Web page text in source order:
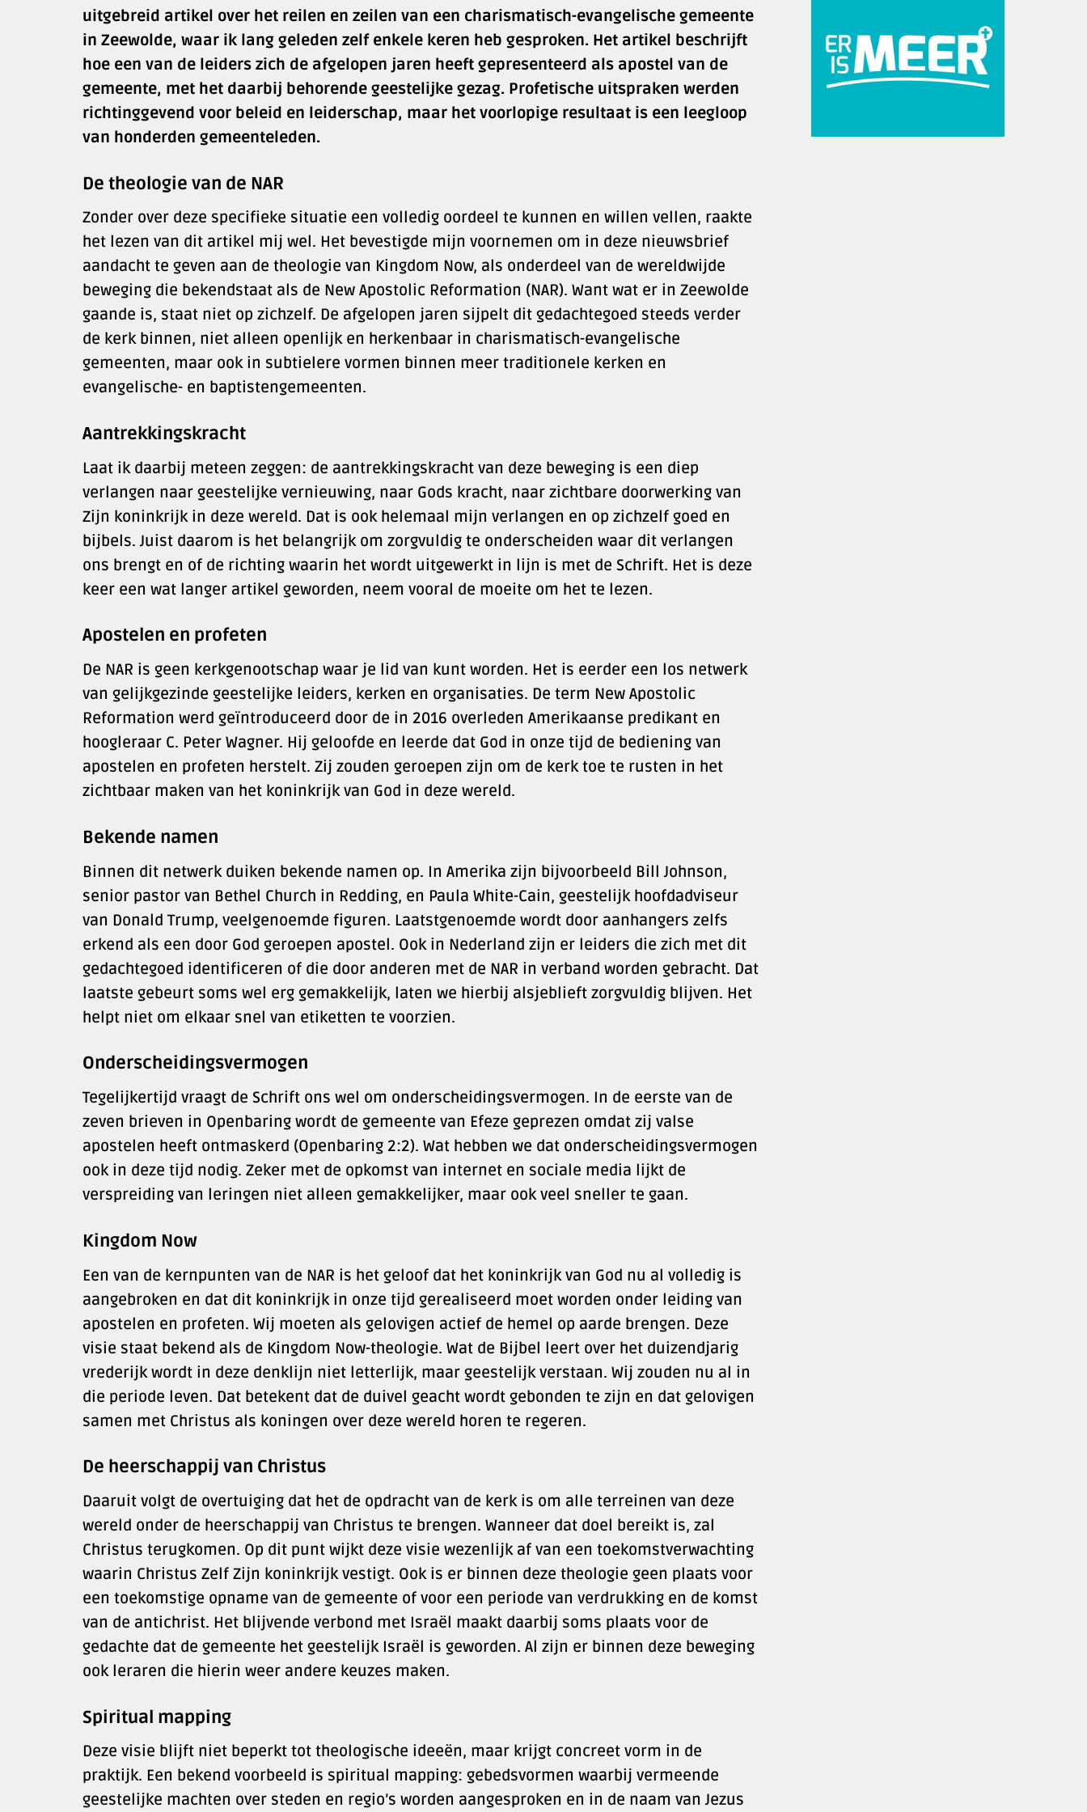
uitgebreid artikel over het reilen en zeilen van een charismatisch-evangelische gemeente
in Zeewolde, waar ik lang geleden zelf enkele keren heb gesproken. Het artikel beschrijft
hoe een van de leiders zich de afgelopen jaren heeft gepresenteerd als apostel van de
gemeente, met het daarbij behorende geestelijke gezag. Profetische uitspraken werden
richtinggevend voor beleid en leiderschap, maar het voorlopige resultaat is een leegloop
van honderden gemeenteleden.
De theologie van de NAR
Zonder over deze specifieke situatie een volledig oordeel te kunnen en willen vellen, raakte
het lezen van dit artikel mij wel. Het bevestigde mijn voornemen om in deze nieuwsbrief
aandacht te geven aan de theologie van Kingdom Now, als onderdeel van de wereldwijde
beweging die bekendstaat als de New Apostolic Reformation (NAR). Want wat er in Zeewolde
gaande is, staat niet op zichzelf. De afgelopen jaren sijpelt dit gedachtegoed steeds verder
de kerk binnen, niet alleen openlijk en herkenbaar in charismatisch-evangelische
gemeenten, maar ook in subtielere vormen binnen meer traditionele kerken en
evangelische- en baptistengemeenten.
Aantrekkingskracht
Laat ik daarbij meteen zeggen: de aantrekkingskracht van deze beweging is een diep
verlangen naar geestelijke vernieuwing, naar Gods kracht, naar zichtbare doorwerking van
Zijn koninkrijk in deze wereld. Dat is ook helemaal mijn verlangen en op zichzelf goed en
bijbels. Juist daarom is het belangrijk om zorgvuldig te onderscheiden waar dit verlangen
ons brengt en of de richting waarin het wordt uitgewerkt in lijn is met de Schrift. Het is deze
keer een wat langer artikel geworden, neem vooral de moeite om het te lezen.
Apostelen en profeten
De NAR is geen kerkgenootschap waar je lid van kunt worden. Het is eerder een los netwerk
van gelijkgezinde geestelijke leiders, kerken en organisaties. De term New Apostolic
Reformation werd geïntroduceerd door de in 2016 overleden Amerikaanse predikant en
hoogleraar C. Peter Wagner. Hij geloofde en leerde dat God in onze tijd de bediening van
apostelen en profeten herstelt. Zij zouden geroepen zijn om de kerk toe te rusten in het
zichtbaar maken van het koninkrijk van God in deze wereld.
Bekende namen
Binnen dit netwerk duiken bekende namen op. In Amerika zijn bijvoorbeeld Bill Johnson,
senior pastor van Bethel Church in Redding, en Paula White-Cain, geestelijk hoofdadviseur
van Donald Trump, veelgenoemde figuren. Laatstgenoemde wordt door aanhangers zelfs
erkend als een door God geroepen apostel. Ook in Nederland zijn er leiders die zich met dit
gedachtegoed identificeren of die door anderen met de NAR in verband worden gebracht. Dat
laatste gebeurt soms wel erg gemakkelijk, laten we hierbij alsjeblieft zorgvuldig blijven. Het
helpt niet om elkaar snel van etiketten te voorzien.
Onderscheidingsvermogen
Tegelijkertijd vraagt de Schrift ons wel om onderscheidingsvermogen. In de eerste van de
zeven brieven in Openbaring wordt de gemeente van Efeze geprezen omdat zij valse
apostelen heeft ontmaskerd (Openbaring 2:2). Wat hebben we dat onderscheidingsvermogen
ook in deze tijd nodig. Zeker met de opkomst van internet en sociale media lijkt de
verspreiding van leringen niet alleen gemakkelijker, maar ook veel sneller te gaan.
Kingdom Now
Een van de kernpunten van de NAR is het geloof dat het koninkrijk van God nu al volledig is
aangebroken en dat dit koninkrijk in onze tijd gerealiseerd moet worden onder leiding van
apostelen en profeten. Wij moeten als gelovigen actief de hemel op aarde brengen. Deze
visie staat bekend als de Kingdom Now-theologie. Wat de Bijbel leert over het duizendjarig
vrederijk wordt in deze denklijn niet letterlijk, maar geestelijk verstaan. Wij zouden nu al in
die periode leven. Dat betekent dat de duivel geacht wordt gebonden te zijn en dat gelovigen
samen met Christus als koningen over deze wereld horen te regeren.
De heerschappij van Christus
Daaruit volgt de overtuiging dat het de opdracht van de kerk is om alle terreinen van deze
wereld onder de heerschappij van Christus te brengen. Wanneer dat doel bereikt is, zal
Christus terugkomen. Op dit punt wijkt deze visie wezenlijk af van een toekomstverwachting
waarin Christus Zelf Zijn koninkrijk vestigt. Ook is er binnen deze theologie geen plaats voor
een toekomstige opname van de gemeente of voor een periode van verdrukking en de komst
van de antichrist. Het blijvende verbond met Israël maakt daarbij soms plaats voor de
gedachte dat de gemeente het geestelijk Israël is geworden. Al zijn er binnen deze beweging
ook leraren die hierin weer andere keuzes maken.
Spiritual mapping
Deze visie blijft niet beperkt tot theologische ideeën, maar krijgt concreet vorm in de
praktijk. Een bekend voorbeeld is spiritual mapping: gebedsvormen waarbij vermeende
geestelijke machten over steden en regio’s worden aangesproken en in de naam van Jezus